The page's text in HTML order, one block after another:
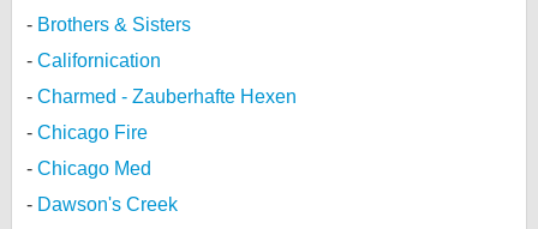
Brothers & Sisters
Californication
Charmed - Zauberhafte Hexen
Chicago Fire
Chicago Med
Dawson's Creek